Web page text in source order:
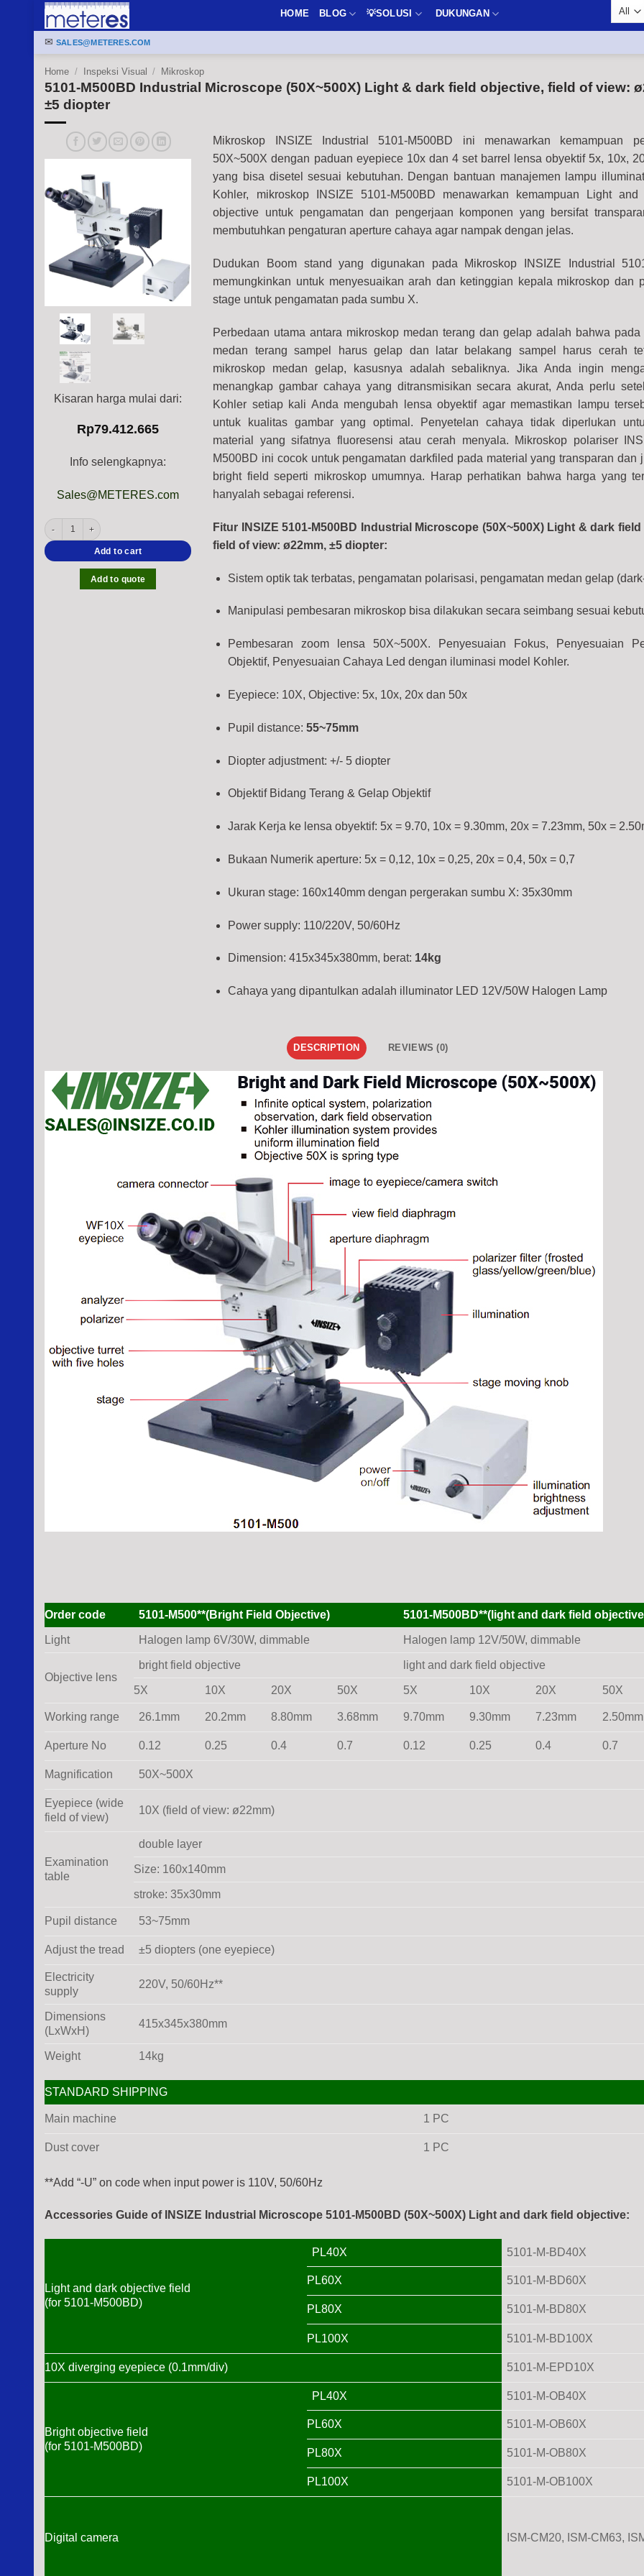
Skip
content
HOME BLOG 💡SOLUSI DUKUNGAN
✉ SALES@METERES.COM
Home / Inspeksi Visual / Mikroskop
5101-M500BD Industrial Microscope (50X~500X) Light & dark field objective, field of view:
±5 diopter
Kisaran harga mulai dari:
Rp79.412.665
Info selengkapnya:
Sales@METERES.com
5101-M500BD Industrial Microscope (50X~500X) Light & dark field objective, field of view: ø22mm, ±5 diopter quantity
Add to cart
Add to quote
Mikroskop INSIZE Industrial 5101-M500BD ini menawarkan kemampuan
50X~500X dengan paduan eyepiece 10x dan 4 set barrel lensa obyektif 5x, 10x,
yang bisa disetel sesuai kebutuhan. Dengan bantuan manajemen lampu
Kohler, mikroskop INSIZE 5101-M500BD menawarkan kemampuan Light
objective untuk pengamatan dan pengerjaan komponen yang bersifat
membutuhkan pengaturan aperture cahaya agar nampak dengan jelas.
Dudukan Boom stand yang digunakan pada Mikroskop INSIZE Industrial
memungkinkan untuk menyesuaikan arah dan ketinggian kepala mikroskop dan
stage untuk pengamatan pada sumbu X.
Perbedaan utama antara mikroskop medan terang dan gelap adalah bahwa pada
medan terang sampel harus gelap dan latar belakang sampel harus cerah
mikroskop medan gelap, kasusnya adalah sebaliknya. Jika Anda ingin
menangkap gambar cahaya yang ditransmisikan secara akurat, Anda perlu
Kohler setiap kali Anda mengubah lensa obyektif agar memastikan lampu
untuk kualitas gambar yang optimal. Penyetelan cahaya tidak diperlukan
material yang sifatnya fluoresensi atau cerah menyala. Mikroskop polariser
M500BD ini cocok untuk pengamatan darkfiled pada material yang transparan dan
bright field seperti mikroskop umumnya.
Harap perhatikan bahwa harga yang
hanyalah sebagai referensi.
Fitur INSIZE 5101-M500BD Industrial Microscope (50X~500X) Light & dark
field of view: ø22mm, ±5 diopter:
Sistem optik tak terbatas, pengamatan polarisasi, pengamatan medan gelap
Manipulasi pembesaran mikroskop bisa dilakukan secara seimbang sesuai
Pembesaran zoom lensa 50X~500X. Penyesuaian Fokus, Penyesuaian
Objektif, Penyesuaian Cahaya Led dengan iluminasi model Kohler.
Eyepiece: 10X, Objective: 5x, 10x, 20x dan 50x
Pupil distance:55~75mm
Diopter adjustment: +/- 5 diopter
Objektif Bidang Terang & Gelap Objektif
Jarak Kerja ke lensa obyektif: 5x = 9.70, 10x = 9.30mm, 20x = 7.23mm, 50x =
Bukaan Numerik aperture: 5x = 0,12, 10x = 0,25, 20x = 0,4, 50x = 0,7
Ukuran stage: 160x140mm dengan pergerakan sumbu X: 35x30mm
Power supply: 110/220V, 50/60Hz
Dimension: 415x345x380mm, berat: 14kg
Cahaya yang dipantulkan adalah illuminator LED 12V/50W Halogen Lamp
DESCRIPTION REVIEWS (0)
Order code 5101-M500**(Bright Field Objective) 5101-M500BD**(light and dark field
Light Halogen lamp 6V/30W, dimmable Halogen lamp 12V/50W, dimmable
Objective lens
bright field objective light and dark field objective
5X 10X 20X 50X 5X 10X 20X 50X
Working range 26.1mm 20.2mm 8.80mm 3.68mm 9.70mm 9.30mm 7.23mm 2.50mm
Aperture No 0.12 0.25 0.4 0.7 0.12 0.25 0.4 0.7
Magnification 50X~500X
Eyepiece (wide
field of view)
10X (field of view: ø22mm)
Examination
table
double layer
Size: 160x140mm
stroke: 35x30mm
Pupil distance 53~75mm
Adjust the tread ±5 diopters (one eyepiece)
Electricity
supply
220V, 50/60Hz**
Dimensions
(LxWxH)
415x345x380mm
Weight 14kg
STANDARD SHIPPING
Main machine 1 PC
Dust cover 1 PC
**Add “-U” on code when input power is 110V, 50/60Hz
Accessories Guide of INSIZE Industrial Microscope 5101-M500BD (50X~500X) Light and dark field objective:
Light and dark objective field
(for 5101-M500BD)
PL40X 5101-M-BD40X
PL60X 5101-M-BD60X
PL80X 5101-M-BD80X
PL100X 5101-M-BD100X
10X diverging eyepiece (0.1mm/div) 5101-M-EPD10X
Bright objective field
(for 5101-M500BD)
PL40X 5101-M-OB40X
PL60X 5101-M-OB60X
PL80X 5101-M-OB80X
PL100X 5101-M-OB100X
Digital camera ISM-CM20, ISM-CM63,